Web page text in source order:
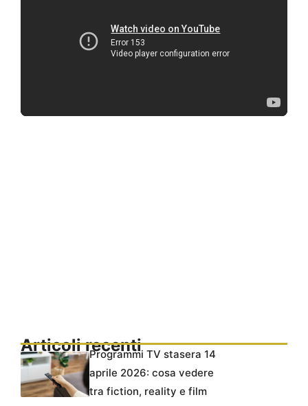
Articoli recentiProgrammi TV stasera 14
aprile 2026: cosa vedere
tra fiction, reality e film